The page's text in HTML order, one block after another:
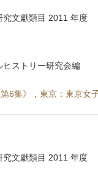
究文獻類目 2011 年度
ヒストリー研究会編
6集》，東京：東京女
究文獻類目 2011 年度